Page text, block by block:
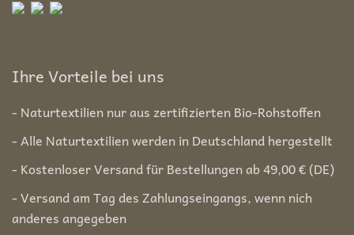
Ihre Vorteile bei uns
- Naturtextilien nur aus zertifizierten Bio-Rohstoffen
- Alle Naturtextilien werden in Deutschland hergestellt
- Kostenloser Versand für Bestellungen ab 49,00 € (DE)
- Versand am Tag des Zahlungseingangs, wenn nich
anderes angegeben